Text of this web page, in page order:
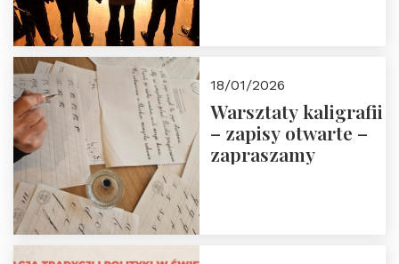
18/01/2026
Warsztaty kaligrafii
– zapisy otwarte –
zapraszamy